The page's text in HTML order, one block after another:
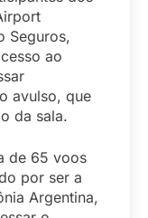
Seguros,
ao
avulso, que
da sala.
de 65 voos
por ser a
Argentina,